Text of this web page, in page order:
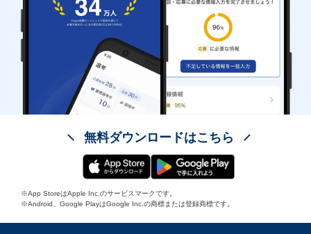
無料ダウンロードはこちら
※App StoreはApple Inc.のサービスマークです。
※Android、Google PlayはGoogle Inc.の商標または登録商標です。